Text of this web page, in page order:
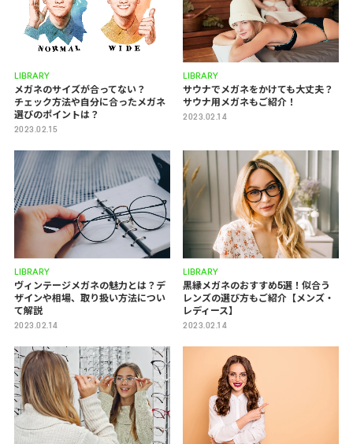
LIBRARY
メガネのサイズが合ってない？
チェック方法や自分に合ったメガネ
選びのポイントは？
2023.02.15
LIBRARY
サウナでメガネをかけても大丈夫？
サウナ用メガネもご紹介！
2023.02.14
LIBRARY
ヴィンテージメガネの魅力とは？デ
ザインや相場、取り扱い方法につい
て解説
2023.02.14
LIBRARY
黒縁メガネのおすすめ5選！似合う
レンズの選び方もご紹介【メンズ・
レディース】
2023.02.14